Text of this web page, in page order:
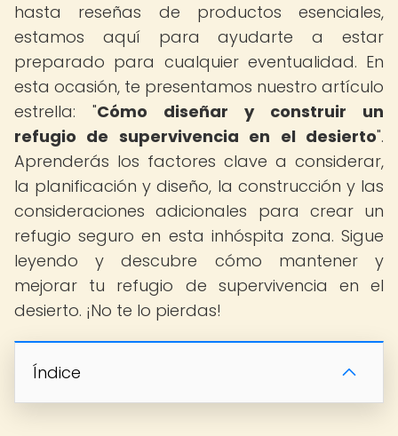
hasta reseñas de productos esenciales,
estamos aquí para ayudarte a estar
preparado para cualquier eventualidad. En
esta ocasión, te presentamos nuestro artículo
estrella: "Cómo diseñar y construir un
refugio de supervivencia en el desierto".
Aprenderás los factores clave a considerar,
la planificación y diseño, la construcción y las
consideraciones adicionales para crear un
refugio seguro en esta inhóspita zona. Sigue
leyendo y descubre cómo mantener y
mejorar tu refugio de supervivencia en el
desierto. ¡No te lo pierdas!
Índice